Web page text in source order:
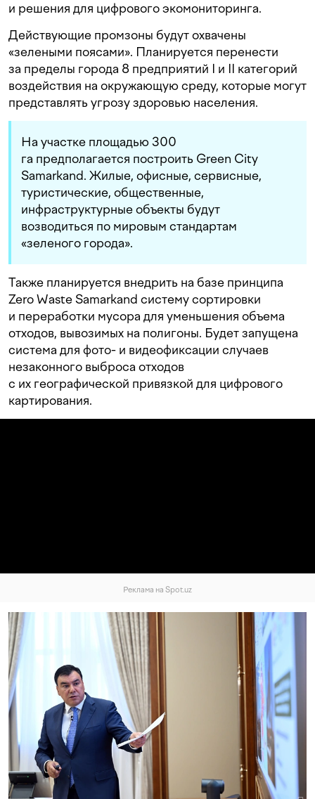
и решения для цифрового экомониторинга.
Действующие промзоны будут охвачены
«зелеными поясами». Планируется перенести
за пределы города 8 предприятий I и II категорий
воздействия на окружающую среду, которые могут
представлять угрозу здоровью населения.
На участке площадью 300
га предполагается построить Green City
Samarkand. Жилые, офисные, сервисные,
туристические, общественные,
инфраструктурные объекты будут
возводиться по мировым стандартам
«зеленого города».
Также планируется внедрить на базе принципа
Zero Waste Samarkand систему сортировки
и переработки мусора для уменьшения объема
отходов, вывозимых на полигоны. Будет запущена
система для фото- и видеофиксации случаев
незаконного выброса отходов
с их географической привязкой для цифрового
картирования.
Реклама на Spot.uz